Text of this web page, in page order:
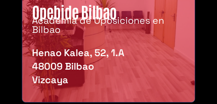
Opebide Bilbao
Academia de Oposiciones en
Bilbao
Henao Kalea, 52, 1.A
48009 Bilbao
Vizcaya